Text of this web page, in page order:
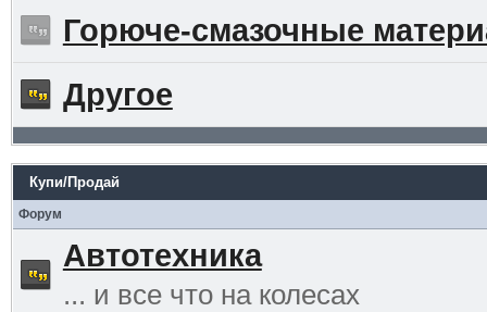
Горюче-смазочные
Другое
Купи/Продай
Форум
Автотехника
... и все что на колесах